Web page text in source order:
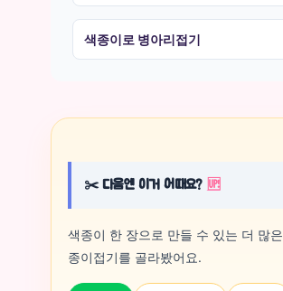
색종이로 병아리접기
✂️ 다음엔 이거 어때요? 🆙
색종이 한 장으로 만들 수 있는 더 많은
종이접기를 골라봤어요.